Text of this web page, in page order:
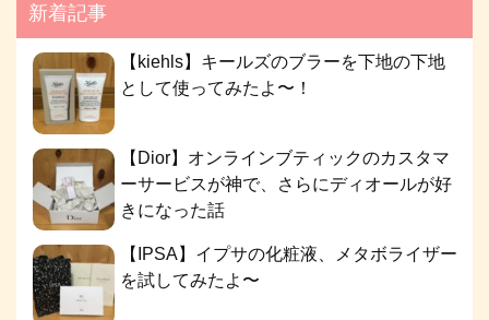
新着記事
【kiehls】キールズのブラーを下地の下地
として使ってみたよ〜！
【Dior】オンラインブティックのカスタマ
ーサービスが神で、さらにディオールが好
きになった話
【IPSA】イプサの化粧液、メタボライザー
を試してみたよ〜